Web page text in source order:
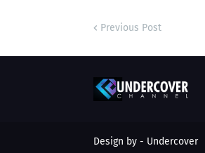
Previous Post
Design by - Undercover